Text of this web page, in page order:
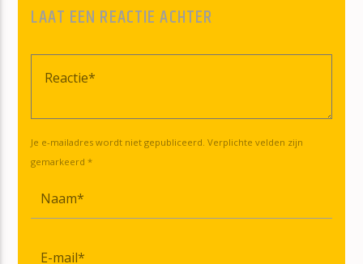
LAAT EEN REACTIE ACHTER
Je e-mailadres wordt niet gepubliceerd. Verplichte velden zijn
gemarkeerd *